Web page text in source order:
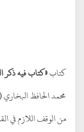
كتاب«كتاب فيه ذكر
من الوقف اللازم في